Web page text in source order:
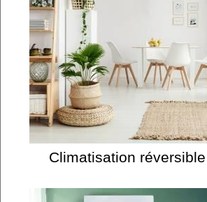
Climatisation